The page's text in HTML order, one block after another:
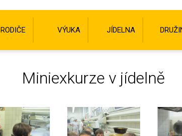
RODIČE VÝUKA JÍDELNA
Miniexkurze v jídelně